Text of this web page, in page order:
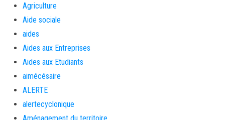
Agriculture
Aide sociale
aides
Aides aux Entreprises
Aides aux Etudiants
aimécésaire
ALERTE
alertecyclonique